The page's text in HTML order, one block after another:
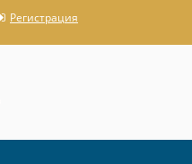
Регистрация